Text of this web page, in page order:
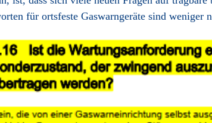
für ortsfeste Gaswarngeräte sind